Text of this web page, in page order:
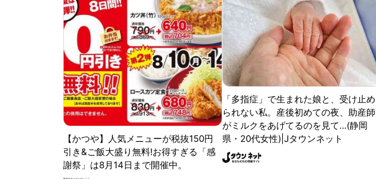
【かつや】人気メニューが税抜150円
引き&ご飯大盛り無料!お得すぎる「感
謝祭」は8月14日まで開催中。
「多指症」で生まれた娘と、受け止め
られない私。産後初めての夜、助産師
がミルクをあげてるのを見て...(静岡
県・20代女性)|Jタウンネット